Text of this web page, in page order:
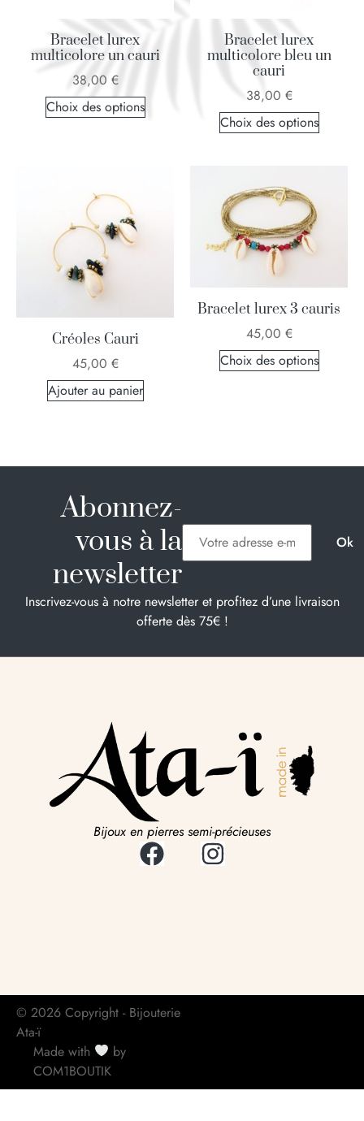
Bracelet lurex
multicolore un cauri
38,00 €
Choix des options
Bracelet lurex
multicolore bleu un
cauri
38,00 €
Choix des options
Créoles Cauri
45,00 €
Ajouter au panier
Bracelet lurex 3 cauris
45,00 €
Choix des options
Abonnez-
vous à la
newsletter
Inscrivez-vous à notre newsletter et profitez d’une livraison
offerte dès 75€ !
Bijoux en pierres semi-précieuses
© 2026 Copyright - Bijouterie
Ata-ï
Made with
by
COM1BOUTIK